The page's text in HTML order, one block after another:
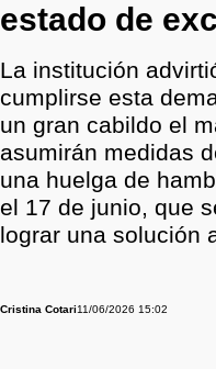
estado de
La institución
cumplirse esta
un gran cabildo el
asumirán medidas
una huelga de
el 17 de junio, que
lograr una solución
Cristina Cotari11/06/2026 15:02